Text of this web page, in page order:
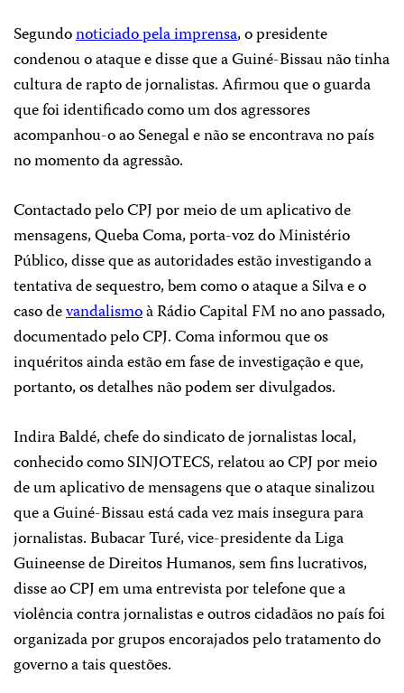
Segundonoticiado pela imprensa, o presidente
condenou o ataque e disse que a Guiné-Bissau não tinha
cultura de rapto de jornalistas. Afirmou que o guarda
que foi identificado como um dos agressores
acompanhou-o ao Senegal e não se encontrava no país
no momento da agressão.
Contactado pelo CPJ por meio de um aplicativo de
mensagens, Queba Coma, porta-voz do Ministério
Público, disse que as autoridades estão investigando a
tentativa de sequestro, bem como o ataque a Silva e o
caso devandalismoà Rádio Capital FM no ano passado,
documentado pelo CPJ. Coma informou que os
inquéritos ainda estão em fase de investigação e que,
portanto, os detalhes não podem ser divulgados.
Indira Baldé, chefe do sindicato de jornalistas local,
conhecido como SINJOTECS, relatou ao CPJ por meio
de um aplicativo de mensagens que o ataque sinalizou
que a Guiné-Bissau está cada vez mais insegura para
jornalistas. Bubacar Turé, vice-presidente da Liga
Guineense de Direitos Humanos, sem fins lucrativos,
disse ao CPJ em uma entrevista por telefone que a
violência contra jornalistas e outros cidadãos no país foi
organizada por grupos encorajados pelo tratamento do
governo a tais questões.